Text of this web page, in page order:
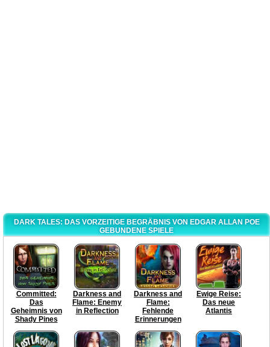
DARK TALES: DAS VORZEITIGE BEGRÄBNIS VON EDGAR ALLAN POE
GEBUNDENE SPIELE
Committed:
Das
Geheimnis von
Shady Pines
Darkness and
Flame: Enemy
in Reflection
Darkness and
Flame:
Fehlende
Erinnerungen
Ewige Reise:
Das neue
Atlantis